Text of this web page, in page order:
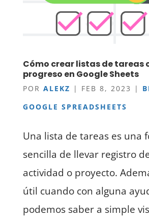
Cómo crear listas de tareas
progreso en Google Sheets
POR ALEKZ | FEB 8, 2023 |
GOOGLE SPREADSHEETS
Una lista de tareas es una
sencilla de llevar registro
actividad o proyecto.
útil cuando con alguna
podemos saber a simple